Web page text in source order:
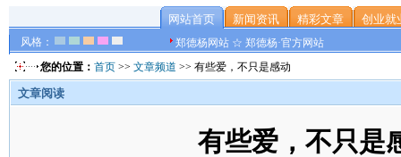
风格：
网站首页 新闻资讯 精彩文章 创业就
郑德杨网站 ☆ 郑德杨·官方网站
您的位置： 首页 >> 文章频道 >> 有些爱，不只是感动
文章阅读
有些爱，不只是